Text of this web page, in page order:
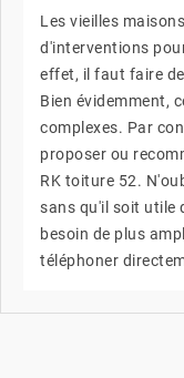
Les vieilles
d'interventions
effet, il faut faire
Bien évidemment,
complexes. Par
proposer ou
RK toiture 52.
sans qu'il soit utile
besoin de plus
téléphoner